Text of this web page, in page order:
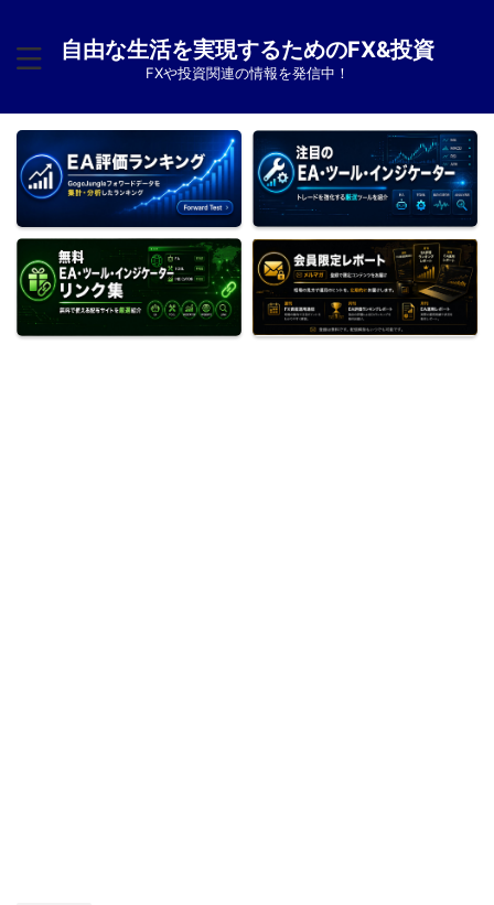
自由な生活を実現するためのFX&投資
FXや投資関連の情報を発信中！